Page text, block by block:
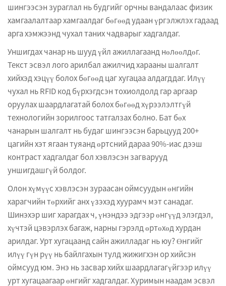
шингээсэн зураглал нь будгийг орчны вандалаас физик
хамгаалалтаар хамгаалдаг бөгөөд удаан үргэлжлэх гадаад
арга хэмжээнд чухал таних чадварыг хадгалдаг.
Уншигдах чанар нь шууд үйл ажиллагаанд нөлөөлдөг.
Текст эсвэл лого арилбал ажилчид харааны шалгалт
хийхэд хэцүү болох бөгөөд цаг хугацаа алдагддаг. Илүү
чухал нь RFID код бүрхэгдсэн тохиолдолд гар аргаар
оруулах шаардлагатай болох бөгөөд хүрээлэлтгүй
технологийн зорилгоос татгалзах болно. Бат бөх
чанарын шалгалт нь будаг шингээсэн барьцууд 200+
цагийн хэт ягаан туяанд өртсний дараа 90%-иас дээш
контраст хадгалдаг бол хэвлэсэн загварууд
уншигдашгүй болдог.
Олон хүмүүс хэвлэсэн зураасан оймсуудын өнгийн
харагчийн төрхийг анх үзэхэд хуурамч мэт санадаг.
Шинэхэр шиг харагдах ч, үнэндээ эдгээр өнгүүд элэгдэл,
хүчтэй цэвэрлэх багаж, нарны гэрэлд өртөхөд хурдан
арилдаг. Урт хугацаанд сайн ажилладаг нь юу? Өнгийг
илүү гүн рүү нь байлгахын тулд жижигхэн ор хийсэн
оймсууд юм. Энэ нь засвар хийх шаардлагагүйгээр илүү
урт хугацаагаар өнгийг хадгалдаг. Хуримын наадам эсвэл